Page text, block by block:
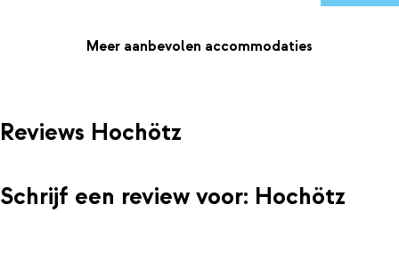
Meer aanbevolen accommodaties
Reviews Hochötz
Schrijf een review voor: Hochötz